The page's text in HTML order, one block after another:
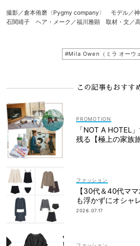
撮影／倉本侑磨〈Pygmy company〉 モデル／
石関靖子 ヘア・メーク／福川雅顕 取材・文／
#Mila Owen（ミラ オーウェ
この記事もおすす
「NOT A HOTEL
残る【極上の家族
ファッション
【30代＆40代マ
も浮かずにオシャ
＆ショートパンツ
2026.07.17